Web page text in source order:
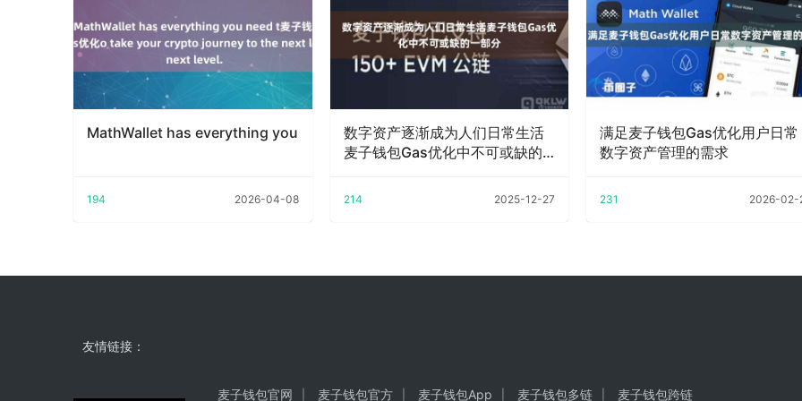
MathWallet has everything you
194 2026-04-08
数字资产逐渐成为人们日常生活
麦子钱包Gas优化中不可或缺的
214 2025-12-27
满足麦子钱包Gas优化用户日常
数字资产管理的需求
231 2026-02-
友情链接：
麦子钱包官网 麦子钱包官方 麦子钱包App 麦子钱包多链 麦子钱包跨链